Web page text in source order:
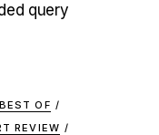
query
BEST OF
REVIEW